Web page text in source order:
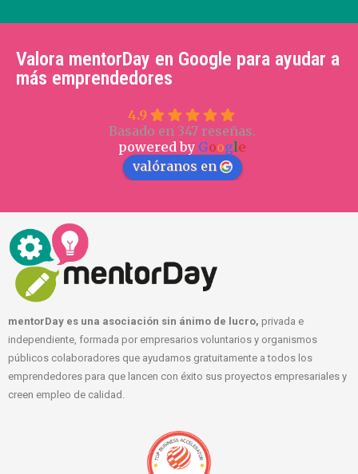
Valora mentorDay en Google para ayudar a
más emprendedores
4.9
Basado en 347 reseñas.
powered by Google
valóranos en
mentorDay es una asociación sin ánimo de lucro, privada e
independiente, formada por empresarios voluntarios y organismos
públicos colaboradores que ayudamos gratuitamente a todos los
emprendedores para que lancen con éxito sus proyectos empresariales y
creen empleo de calidad.